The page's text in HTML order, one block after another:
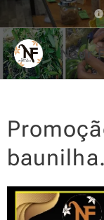
Nour
baunilha.